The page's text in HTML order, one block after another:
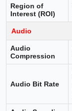
Region of
Interest (ROI)
Audio
Audio
Compression
Audio Bit Rate